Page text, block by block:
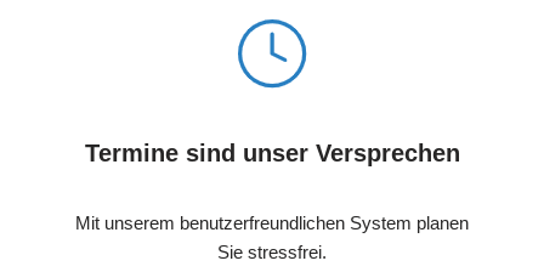
Termine sind unser Versprechen
Mit unserem benutzerfreundlichen System planen
Sie stressfrei.